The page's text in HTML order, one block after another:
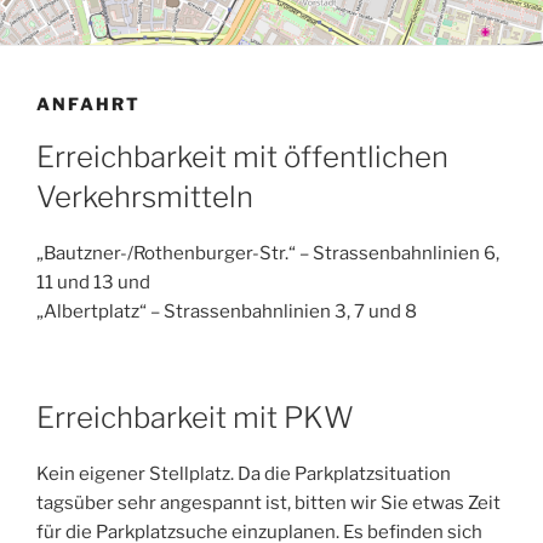
ANFAHRT
Erreichbarkeit mit öffentlichen
Verkehrsmitteln
„Bautzner-/Rothenburger-Str.“ – Strassenbahnlinien 6,
11 und 13 und
„Albertplatz“ – Strassenbahnlinien 3, 7 und 8
Erreichbarkeit mit PKW
Kein eigener Stellplatz. Da die Parkplatzsituation
tagsüber sehr angespannt ist, bitten wir Sie etwas Zeit
für die Parkplatzsuche einzuplanen. Es befinden sich